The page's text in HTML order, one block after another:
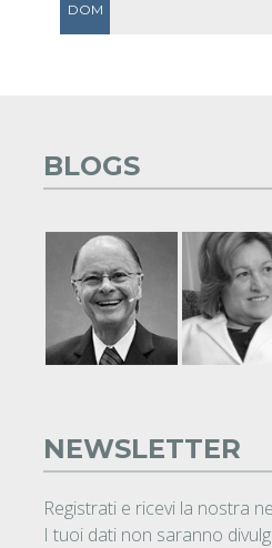
DOM
BLOGS
NEWSLETTER
Registrati e ricevi la nostra
I tuoi dati non saranno